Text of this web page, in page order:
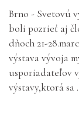
Brno - Svetovú
boli pozrieť aj
dňoch 21-
výstava vývoja
usporiadateľov
výstavy,ktorá sa